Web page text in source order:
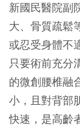
新國民醫院副
大、骨質疏鬆
或忍受身體不
只要術前充分
的微創腰椎融
小，且對背部
快速，是高齡